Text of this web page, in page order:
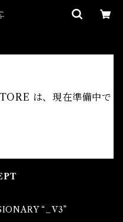
は、現在準備中で
“_V3”